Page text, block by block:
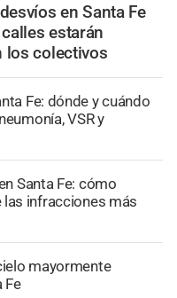
en Santa Fe
estarán
los colectivos
Fe: dónde y cuándo
VSR y
Santa Fe: cómo
infracciones más
mayormente
Fe